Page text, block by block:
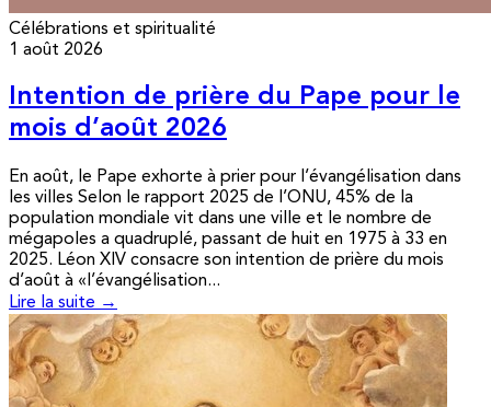
Célébrations et spiritualité
1 août 2026
Intention de prière du Pape pour le
mois d’août 2026
En août, le Pape exhorte à prier pour l’évangélisation dans
les villes Selon le rapport 2025 de l’ONU, 45% de la
population mondiale vit dans une ville et le nombre de
mégapoles a quadruplé, passant de huit en 1975 à 33 en
2025. Léon XIV consacre son intention de prière du mois
d’août à «l’évangélisation...
Lire la suite →